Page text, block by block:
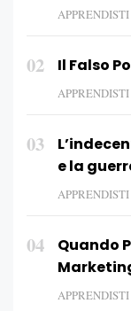
02 Il Falso
03
e la
04
Quando